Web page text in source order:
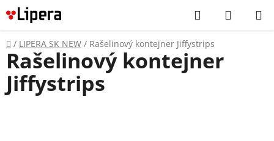
Prejsť
na
obsah
Hľadať
KOŠÍK
Domov
/ LIPERA SK NEW / Rašelinový kontejner Jiffystrips
Rašelinový kontejner
Jiffystrips